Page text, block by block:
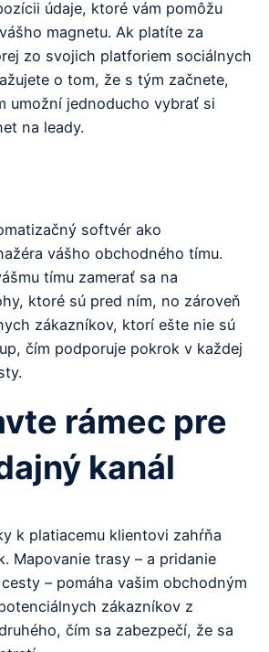
údaje, ktoré vám pomôžu
magnetu. Ak platíte za
zo svojich platforiem sociálnych
o tom, že s tým začnete,
umožní jednoducho vybrať si
na leady.
softvér ako
vášho obchodného tímu.
tímu zamerať sa na
ktoré sú pred ním, no zároveň
zákazníkov, ktorí ešte nie sú
čím podporuje pokrok v každej
rámec pre
kanál
k platiacemu klientovi zahŕňa
Mapovanie trasy – a pridanie
– pomáha vašim obchodným
zákazníkov z
čím sa zabezpečí, že sa